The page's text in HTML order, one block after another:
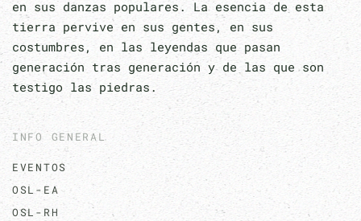
en sus danzas populares. La esencia de esta
tierra pervive en sus gentes, en sus
costumbres, en las leyendas que pasan
generación tras generación y de las que son
testigo las piedras.
INFO GENERAL
EVENTOS
OSL-EA
OSL-RH